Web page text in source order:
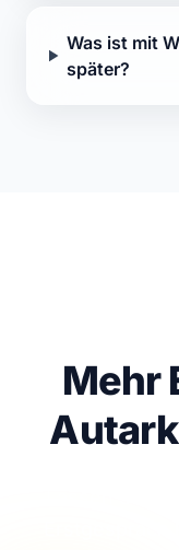
Was ist mit
später?
Mehr